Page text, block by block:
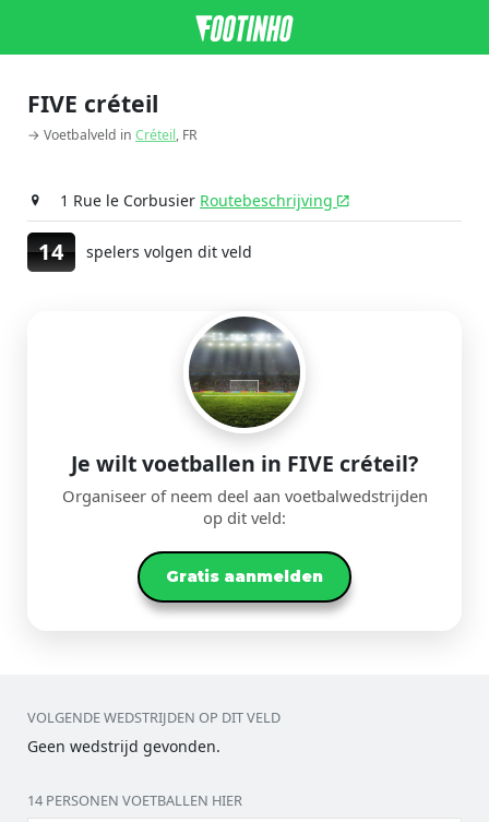
FIVE créteil
→ Voetbalveld in Créteil, FR
1 Rue le Corbusier Routebeschrijving
14 spelers volgen dit veld
Je wilt voetballen in FIVE créteil?
Organiseer of neem deel aan voetbalwedstrijden
op dit veld:
Gratis aanmelden
VOLGENDE WEDSTRIJDEN OP DIT VELD
Geen wedstrijd gevonden.
14 PERSONEN VOETBALLEN HIER